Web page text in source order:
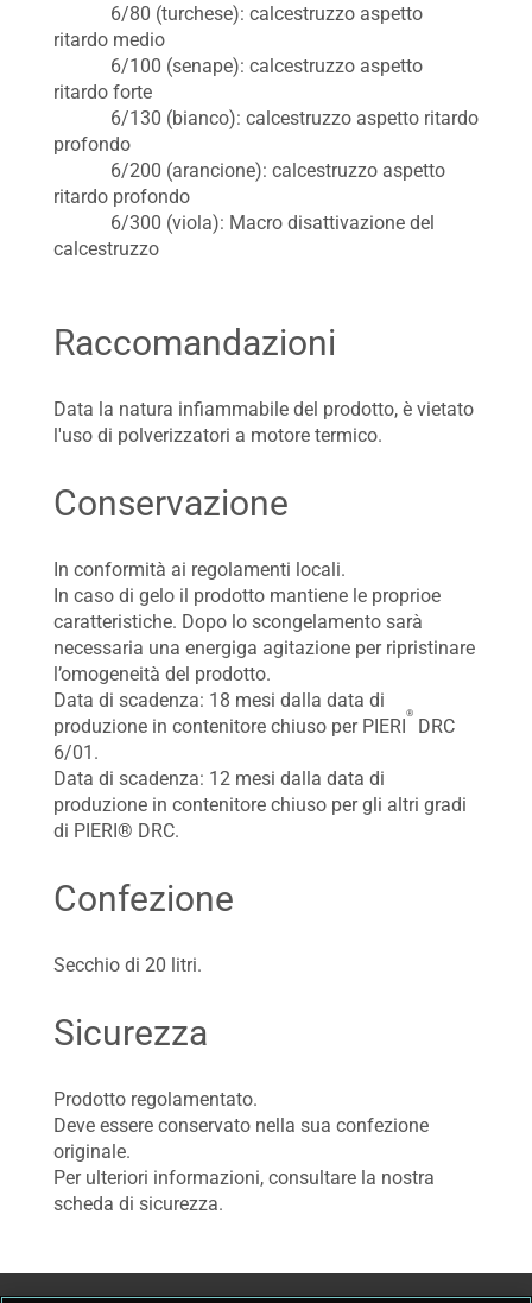
6/80 (turchese): calcestruzzo aspetto
ritardo medio
6/100 (senape): calcestruzzo aspetto
ritardo forte
6/130 (bianco): calcestruzzo aspetto ritardo
profondo
6/200 (arancione): calcestruzzo aspetto
ritardo profondo
6/300 (viola): Macro disattivazione del
calcestruzzo
Raccomandazioni
Data la natura infiammabile del prodotto, è vietato
l'uso di polverizzatori a motore termico.
Conservazione
In conformità ai regolamenti locali.
In caso di gelo il prodotto mantiene le proprioe
caratteristiche. Dopo lo scongelamento sarà
necessaria una energiga agitazione per ripristinare
l’omogeneità del prodotto.
Data di scadenza: 18 mesi dalla data di
produzione in contenitore chiuso per PIERI
®
DRC
6/01.
Data di scadenza: 12 mesi dalla data di
produzione in contenitore chiuso per gli altri gradi
di PIERI® DRC.
Confezione
Secchio di 20 litri.
Sicurezza
Prodotto regolamentato.
Deve essere conservato nella sua confezione
originale.
Per ulteriori informazioni, consultare la nostra
scheda di sicurezza.